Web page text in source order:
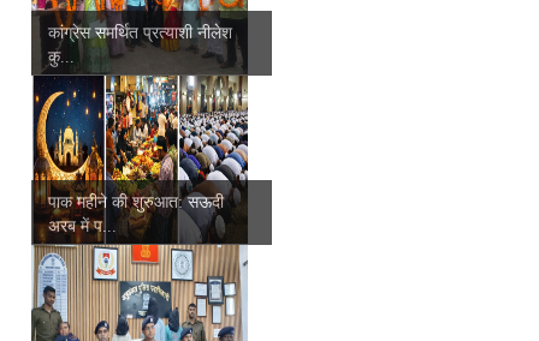
कांग्रेस समर्थित प्रत्याशी नीलेश
कु...
पाक महीने की शुरुआत: सऊदी
अरब में प...